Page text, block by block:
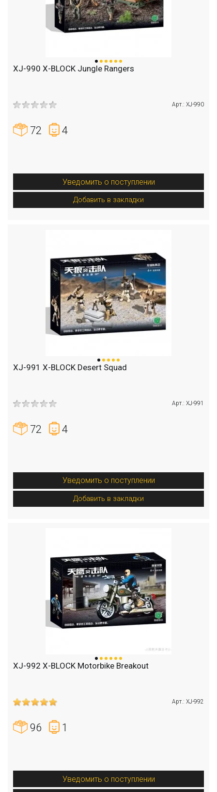
XJ-990 X-BLOCK Jungle Rangers
Арт.: XJ-990
72 4
Уведомить о поступлении
Добавить в закладки
XJ-991 X-BLOCK Desert Squad
Арт.: XJ-991
72 4
Уведомить о поступлении
Добавить в закладки
XJ-992 X-BLOCK Motorbike Breakout
Арт.: XJ-992
96 1
Уведомить о поступлении